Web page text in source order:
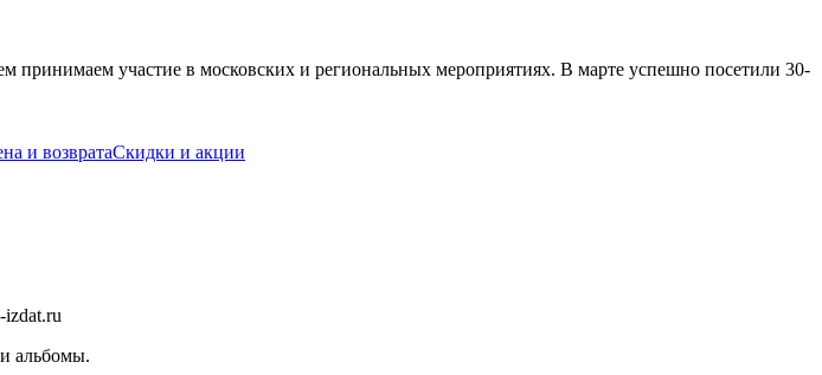
принимаем участие в московских и региональных мероприятиях. В марте успешно посетили 30-
и возвратаСкидки и акции
альбомы.